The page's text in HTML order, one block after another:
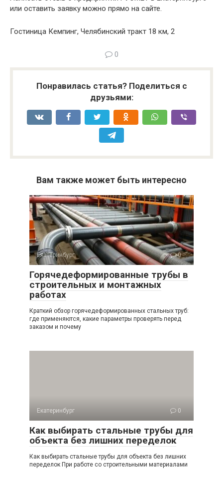
или оставить заявку можно прямо на сайте.
Гостиница Кемпинг, Челябинский тракт 18 км, 2
0
Понравилась статья? Поделиться с
друзьями:
Вам также может быть интересно
Екатеринбург 0
Горячедеформированные трубы в
строительных и монтажных
работах
Краткий обзор горячедеформированных стальных труб:
где применяются, какие параметры проверять перед
заказом и почему
Екатеринбург 0
Как выбирать стальные трубы для
объекта без лишних переделок
Как выбирать стальные трубы для объекта без лишних
переделок При работе со строительными материалами